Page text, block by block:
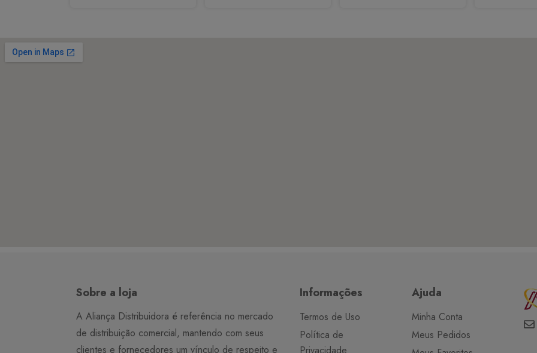
Sobre a loja
A Aliança Distribuidora é referência no mercado
de distribuição comercial, mantendo com seus
clientes e fornecedores um vínculo de respeito e
Informações
Termos de Uso
Política de
Privacidade
Ajuda
Minha Conta
Meus Pedidos